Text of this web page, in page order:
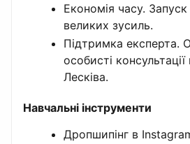
Економія часу.
великих зусиль.
Підтримка експерта.
особисті консультації
Лесківа.
Навчальні інструменти
Дропшипінг в